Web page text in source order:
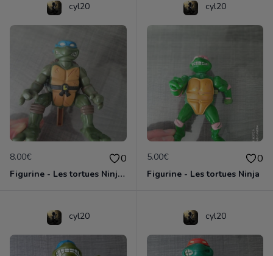
cyl20
8.00€ 0
Figurine - Les tortues Ninja - Leonardo
cyl20
5.00€ 0
Figurine - Les tortues Ninja
cyl20 cyl20